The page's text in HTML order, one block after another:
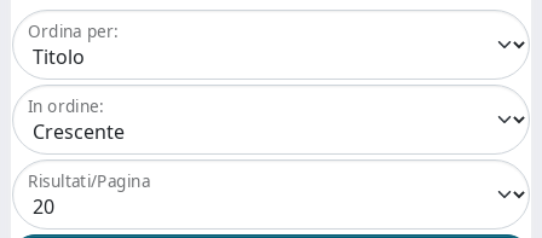
Ordina per:
In ordine:
Risultati/Pagina